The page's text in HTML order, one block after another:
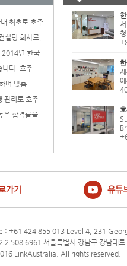
최초로 호주
설팅 회사로,
2014년 한국
니다. 호주
며 맞춤
관리로 호주
은 합격률을
가기 유튜
: +61 424 855 013 Level 4, 231
508 6961 서울특별시 강남구 강남대
LinkAustralia. All rights reserved.